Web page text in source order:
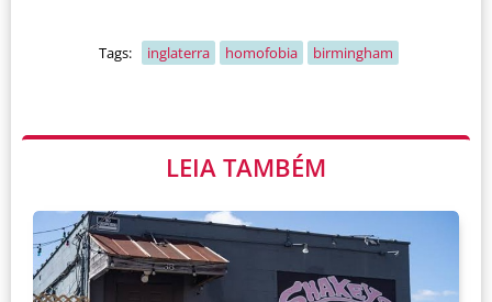
Tags: inglaterra homofobia birmingham
LEIA TAMBÉM